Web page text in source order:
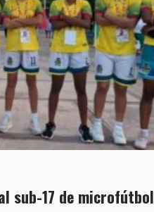
sub-17 de microfútbol